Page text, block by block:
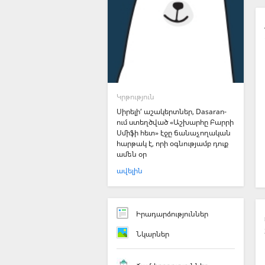
Կրթություն
Սիրելի՛ աշակերտներ, Dasaran-
ում ստեղծված «Աշխարհը Բարրի
Սմիֆի հետ» էջը ճանաչողական
հարթակ է, որի օգնությամբ դուք
ամեն օր
ավելին
Իրադարձություններ
Նկարներ